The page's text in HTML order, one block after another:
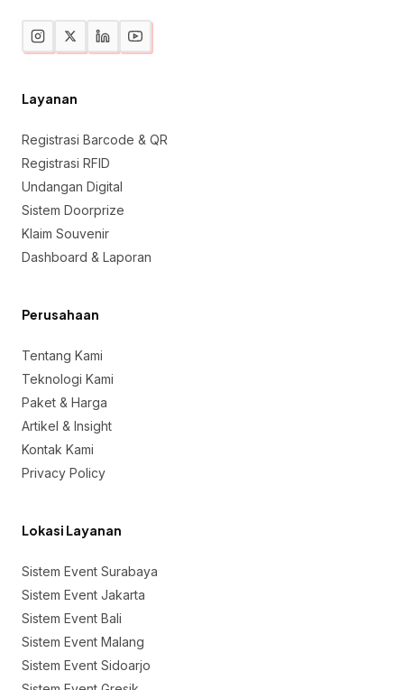
Layanan
Registrasi Barcode & QR
Registrasi RFID
Undangan Digital
Sistem Doorprize
Klaim Souvenir
Dashboard & Laporan
Perusahaan
Tentang Kami
Teknologi Kami
Paket & Harga
Artikel & Insight
Kontak Kami
Privacy Policy
Lokasi Layanan
Sistem Event Surabaya
Sistem Event Jakarta
Sistem Event Bali
Sistem Event Malang
Sistem Event Sidoarjo